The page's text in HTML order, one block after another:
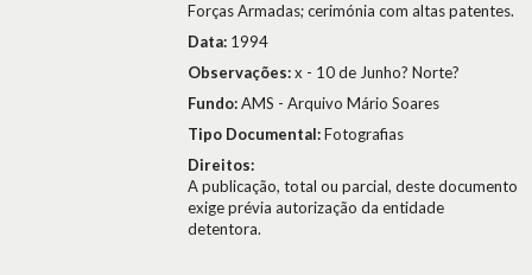
Forças Armadas; cerimónia com altas patentes.
Data: 1994
Observações:x - 10 de Junho? Norte?
Fundo:AMS - Arquivo Mário Soares
Tipo Documental:Fotografias
Direitos:
A publicação, total ou parcial, deste documento
exige prévia autorização da entidade
detentora.